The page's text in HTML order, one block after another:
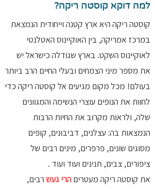
למה דוקא קוסטה ריקה?
קוסטה ריקה היא ארץ קטנה וייחודית הנמצאת
במרכז אמריקה, בין האוקיינוס האטלנטי
לאוקיינוס השקט. בארץ שגודלה כישראל יש
את מספר מיני הצמחים ובעלי החיים הרב ביותר
בעולם! מכל מקום מגיעים אל קוסטה ריקה כדי
לחוות את הנופים עוצרי הנשימה והמגוונים
שלה, ולראות מקרוב את החיות הרבות
הנמצאות בה: עצלנים, דביבונים, קופים
מסוגים שונים, פרפרים, מינים רבים של
ציפורים, צבים, תנינים ועוד ועוד .
את קוסטה ריקה מעטרים הרי געש רבים,